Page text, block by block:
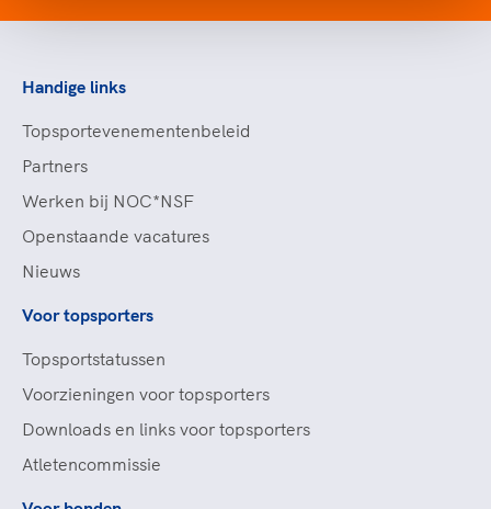
service indient, ontvangt de contactpersoon van de
Handige links
Topsportevenementenbeleid
Partners
Werken bij NOC*NSF
Openstaande vacatures
Nieuws
Voor topsporters
Topsportstatussen
Voorzieningen voor topsporters
Downloads en links voor topsporters
Atletencommissie